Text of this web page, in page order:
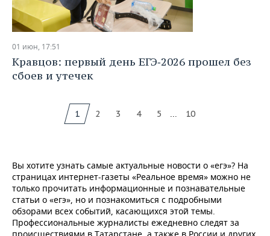
01 июн, 17:51
Кравцов: первый день ЕГЭ‑2026 прошел без
сбоев и утечек
1 2 3 4 5 ... 10
Вы хотите узнать самые актуальные новости о «егэ»? На
страницах интернет-газеты «Реальное время» можно не
только прочитать информационные и познавательные
статьи о «егэ», но и познакомиться с подробными
обзорами всех событий, касающихся этой темы.
Профессиональные журналисты ежедневно следят за